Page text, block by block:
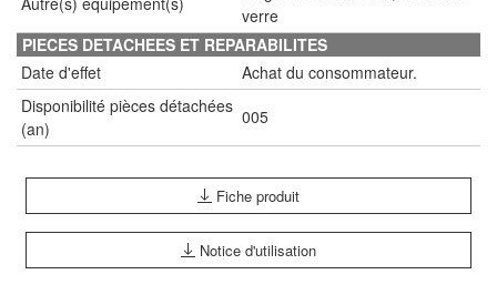
verre
PIECES DETACHEES ET REPARABILITES
Date d'effet
Achat du consommateur.
Disponibilité pièces détachées
(an)
005
Fiche produit
Notice d'utilisation